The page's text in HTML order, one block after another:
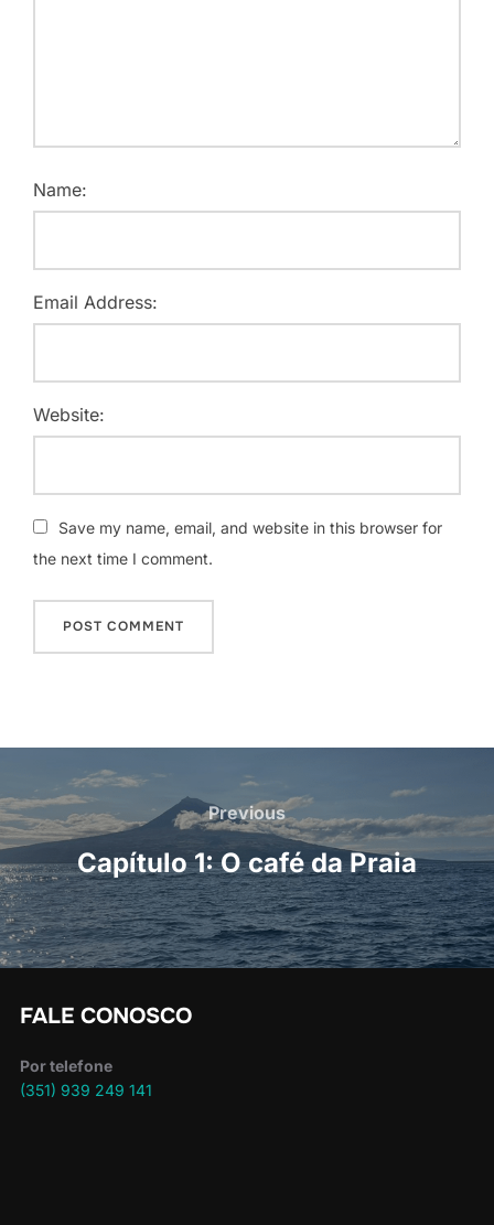
Name:
Email Address:
Website:
Save my name, email, and website in this browser for
the next time I comment.
Navegação
de
artigos
Previous
Previous
Capítulo 1: O café da Praia
FALE CONOSCO
Por telefone
(351) 939 249 141